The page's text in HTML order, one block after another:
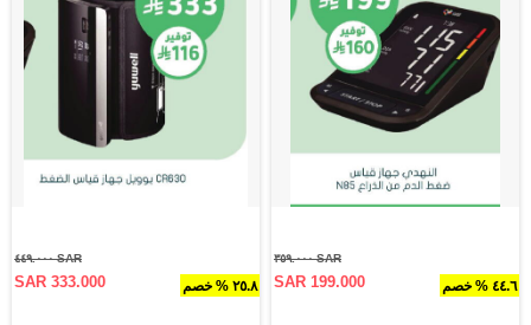
٤٤.٦ % خصم
SAR ٣٥٩.٠٠٠
SAR 199.000 ٢٥.٨ % خصم
SAR ٤٤٩.٠٠٠
SAR 333.000